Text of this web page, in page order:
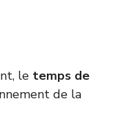
le temps de
de la